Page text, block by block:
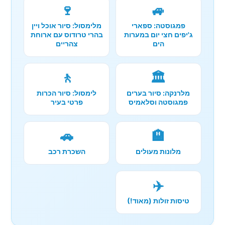
🚙
פמגוסטה: ספארי
ג'יפים חצי יום במערות
הים
🍷
מלימסול: סיור אוכל ויין
בהרי טרודוס עם ארוחת
צהריים
🏛️
מלרנקה: סיור בערים
פמגוסטה וסלאמיס
🚶
לימסול: סיור הכרות
פרטי בעיר
🏨
מלונות מעולים
🚗
השכרת רכב
✈️
טיסות זולות (מאוד!)